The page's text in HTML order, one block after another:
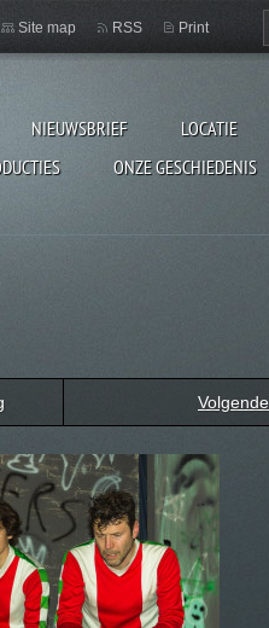
NIEUWSBRIEF LOCATIE
ONZE GESCHIEDENIS
Site map RSS Print
Volgende